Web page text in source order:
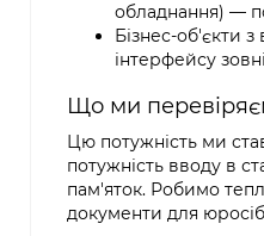
обладнання) —
Бізнес-об'єкти
інтерфейсу
Що ми
Цю потужність ми
потужність вводу в
пам'яток. Робимо
документи для